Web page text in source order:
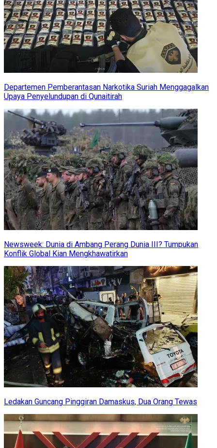
Departemen Pemberantasan Narkotika Suriah Menggagalkan
Upaya Penyelundupan di Qunaitirah
Newsweek: Dunia di Ambang Perang Dunia III? Tumpukan
Konflik Global Kian Mengkhawatirkan
Ledakan Guncang Pinggiran Damaskus, Dua Orang Tewas